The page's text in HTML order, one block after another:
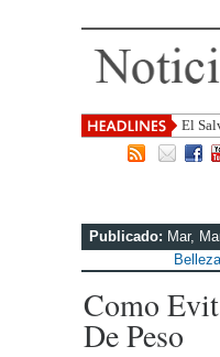
El
mayor
Publicado: Mar,
Como
De Peso